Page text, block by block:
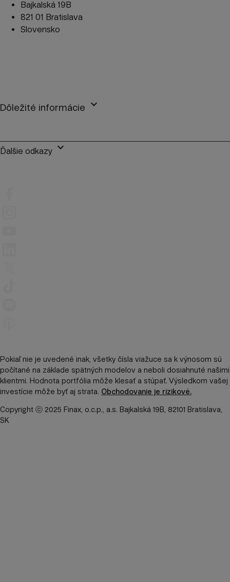
Bajkalská 19B
821 01 Bratislava
Slovensko
Dôležité informácie keyboard_arrow_down
Ďalšie odkazy keyboard_arrow_down
Pokiaľ nie je uvedené inak, všetky čísla viažuce sa k výnosom sú
počítané na základe spätných modelov a neboli dosiahnuté našimi
klientmi. Hodnota portfólia môže klesať a stúpať. Výsledkom vašej
investície môže byť aj strata. Obchodovanie je rizikové.
Copyright ⓒ 2025 Finax, o.c.p., a.s. Bajkalská 19B, 82101 Bratislava,
SK